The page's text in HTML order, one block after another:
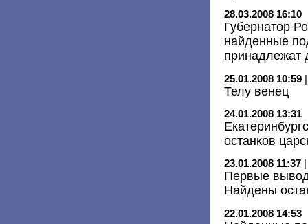
28.03.2008 16:10
Губернатор
найденные
принадлежат
25.01.2008 10:59
Телу венец
24.01.2008 13:31
останков
23.01.2008 11:37
Первые
Найдены
22.01.2008 14:53